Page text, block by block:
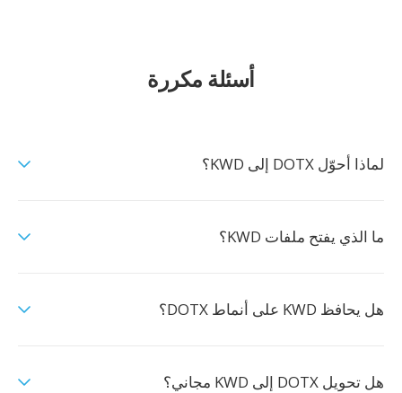
أسئلة مكررة
لماذا أحوّل DOTX إلى KWD؟
ما الذي يفتح ملفات KWD؟
هل يحافظ KWD على أنماط DOTX؟
هل تحويل DOTX إلى KWD مجاني؟